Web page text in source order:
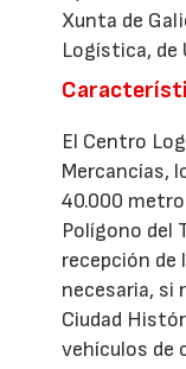
Xunta de
Logística, de
El Centro
Mercancías,
40.000
Polígono del
recepción de
necesaria, si
Ciudad
vehículos de